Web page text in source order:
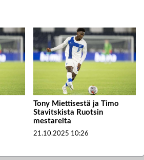
Tony Miettisestä ja Timo
Stavitskista Ruotsin
mestareita
21.10.2025 10:26